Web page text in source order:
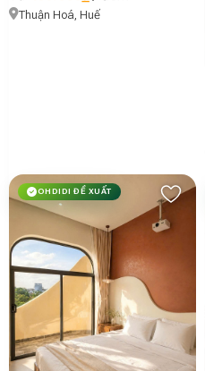
Thuận Hoá, Huế
OHDIDI ĐỀ XUẤT